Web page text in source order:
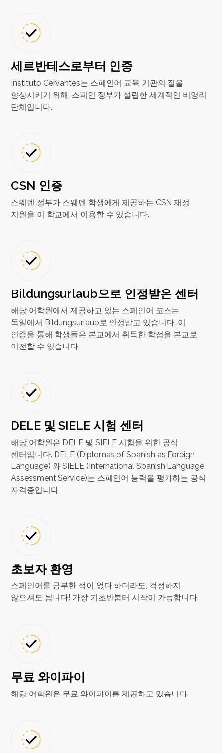
세르반테스로부터 인증
Instituto Cervantes는 스페인어 교육 기관의 질을
향상시키기 위해, 스페인 정부가 설립한 세계적인 비영리
단체입니다.
CSN 인증
스웨덴 정부가 스웨덴 학생에게 제공하는 CSN 재정
지원을 이 학교에서 이용할 수 있습니다.
Bildungsurlaub으로 인정받은 센터
해당 어학원에서 제공하고 있는 스페인어 코스는
독일에서 Bildungsurlaub로 인정받고 있습니다. 이
인증을 통해 학생들은 본교에서 취득한 학점을 본교로
이전할 수 있습니다.
DELE 및 SIELE 시험 센터
해당 어학원은 DELE 및 SIELE 시험을 위한 공식
센터입니다. DELE (Diplomas of Spanish as Foreign
Language) 와 SIELE (International Spanish Language
Assessment Service)는 스페인어 능력을 평가하는 공식
자격증입니다.
초보자 환영
스페인어를 공부한 적이 없다 하더라도, 걱정하지
않으셔도 됩니다! 가장 기초반붑터 시작이 가능합니다.
무료 와이파이
해당 어학원은 무료 와이파이를 제공하고 있습니다.